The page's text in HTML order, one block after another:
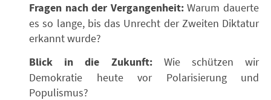
Fragen nach der Vergangenheit:Warum dauerte
es so lange, bis das Unrecht der Zweiten Diktatur
erkannt wurde?
Blick in die Zukunft:Wie schützen wir
Demokratie heute vor Polarisierung und
Populismus?